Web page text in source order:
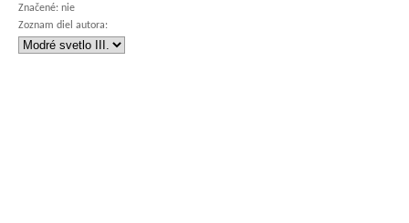
Značené: nie
Zoznam diel autora: